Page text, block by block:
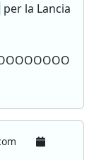
per la Lancia